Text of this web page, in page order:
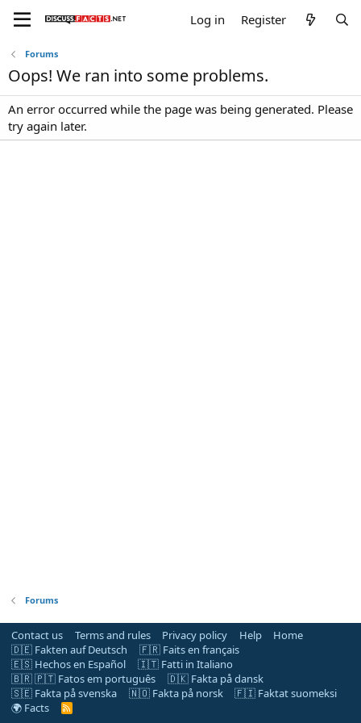
Log in Register
Forums
Oops! We ran into some problems.
An error occurred while the page was being generated. Please
try again later.
Forums
Contact us Terms and rules Privacy policy Help
Home
🇩🇪 Fakten auf Deutsch
🇫🇷 Faits en français
🇪🇸 Hechos en Español
🇮🇹 Fatti in Italiano
🇧🇷 🇵🇹 Fatos em português
🇩🇰 Fakta på dansk
🇸🇪 Fakta på svenska
🇳🇴 Fakta på norsk
🇫🇮 Faktat suomeksi
🌍 Facts
R